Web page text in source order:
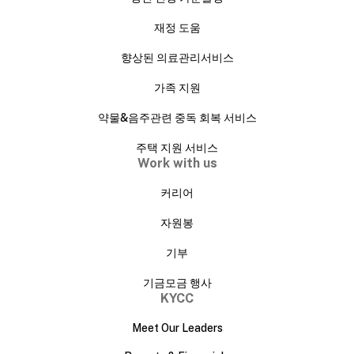
재정 도움
향상된 의료관리서비스
가족 지원
약물&음주관련 중독 회복 서비스
주택 지원 서비스
Work with us
커리어
자원봉
기부
기금모금 행사
KYCC
Meet Our Leaders